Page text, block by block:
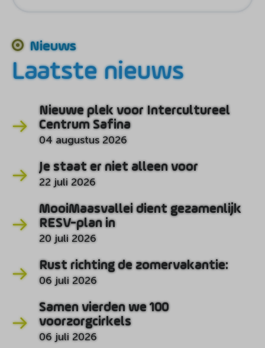
Nieuws
Laatste nieuws
Nieuwe plek voor Intercultureel
Centrum Safina
04 augustus 2026
Je staat er niet alleen voor
22 juli 2026
MooiMaasvallei dient gezamenlijk
RESV-plan in
20 juli 2026
Rust richting de zomervakantie:
06 juli 2026
Samen vierden we 100
voorzorgcirkels
06 juli 2026